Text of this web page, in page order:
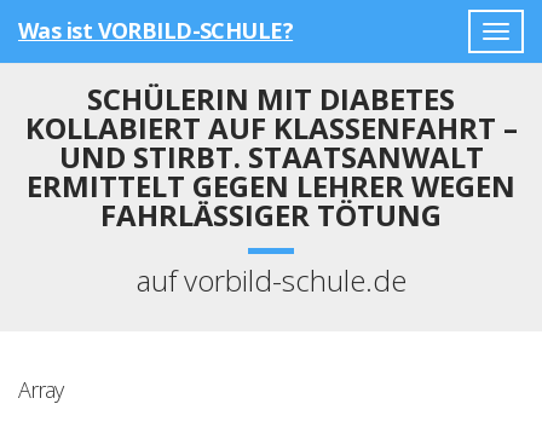
Was ist VORBILD-SCHULE?
SCHÜLERIN MIT DIABETES
KOLLABIERT AUF KLASSENFAHRT –
UND STIRBT. STAATSANWALT
ERMITTELT GEGEN LEHRER WEGEN
FAHRLÄSSIGER TÖTUNG
auf vorbild-schule.de
Array